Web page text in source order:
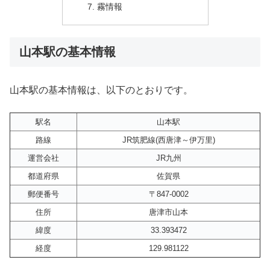
霧情報
山本駅の基本情報
山本駅の基本情報は、以下のとおりです。
駅名
山本駅
路線
JR筑肥線(西唐津～伊万里)
運営会社
JR九州
都道府県
佐賀県
郵便番号
〒847-0002
住所
唐津市山本
緯度
33.393472
経度
129.981122